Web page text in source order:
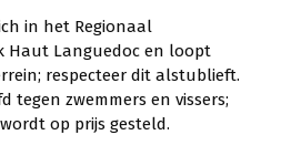
in het Regionaal
Haut Languedoc en loopt
respecteer dit alstublieft.
tegen zwemmers en vissers;
op prijs gesteld.